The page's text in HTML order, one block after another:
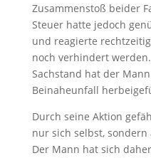
Zusammenstoß beider
Steuer hatte jedoch
und reagierte
noch verhindert
Sachstand hat der
Beinaheunfall
Durch seine Aktion
nur sich selbst,
Der Mann hat sich